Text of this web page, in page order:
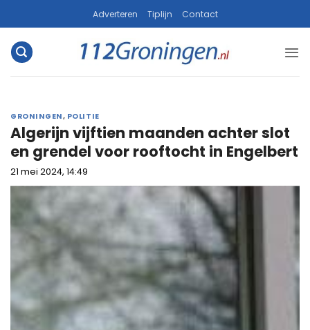
naar
inhoud
Adverteren Tiplijn Contact
GRONINGEN, POLITIE
Algerijn vijftien maanden achter slot
en grendel voor rooftocht in Engelbert
21 mei 2024, 14:49